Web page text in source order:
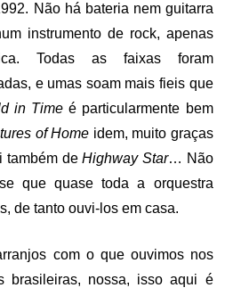
Não há bateria nem guitarra
instrumento de rock, apenas
Todas as faixas foram
e umas soam mais fieis que
in Time é particularmente bem
of Home idem, muito graças
também deHighway Star… Não
que quase toda a orquestra
de tanto ouvi-los em casa.
com o que ouvimos nos
brasileiras, nossa, isso aqui é